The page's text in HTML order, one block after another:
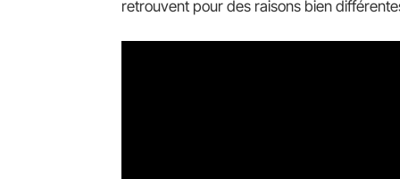
retrouvent pour des raisons bien